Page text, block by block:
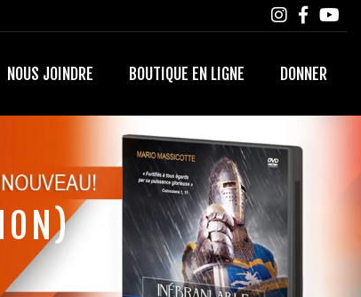
NOUS JOINDRE BOUTIQUE EN LIGNE DONNER